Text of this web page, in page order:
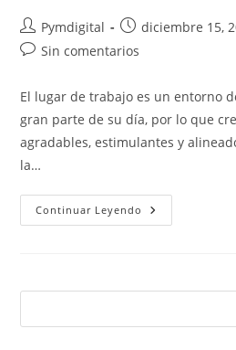
Pymdigital diciembre 15,
Sin comentarios
El lugar de trabajo es un entorno
gran parte de su día, por lo que
agradables, estimulantes y
la…
Continuar Leyendo